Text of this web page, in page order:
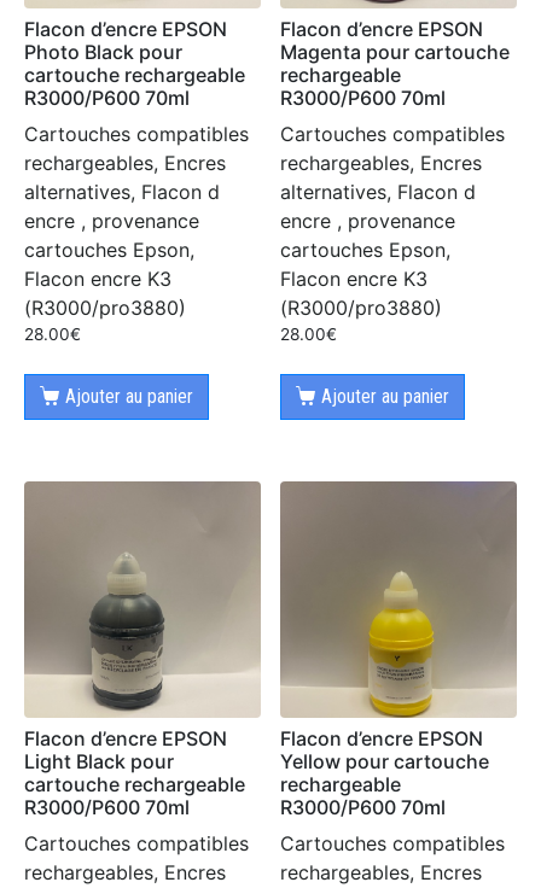
Flacon d’encre EPSON
Photo Black pour
cartouche rechargeable
R3000/P600 70ml
Cartouches compatibles
rechargeables, Encres
alternatives, Flacon d
encre , provenance
cartouches Epson,
Flacon encre K3
(R3000/pro3880)
28.00€
Ajouter au panier
Flacon d’encre EPSON
Magenta pour cartouche
rechargeable
R3000/P600 70ml
Cartouches compatibles
rechargeables, Encres
alternatives, Flacon d
encre , provenance
cartouches Epson,
Flacon encre K3
(R3000/pro3880)
28.00€
Ajouter au panier
Flacon d’encre EPSON
Light Black pour
cartouche rechargeable
R3000/P600 70ml
Cartouches compatibles
rechargeables, Encres
Flacon d’encre EPSON
Yellow pour cartouche
rechargeable
R3000/P600 70ml
Cartouches compatibles
rechargeables, Encres